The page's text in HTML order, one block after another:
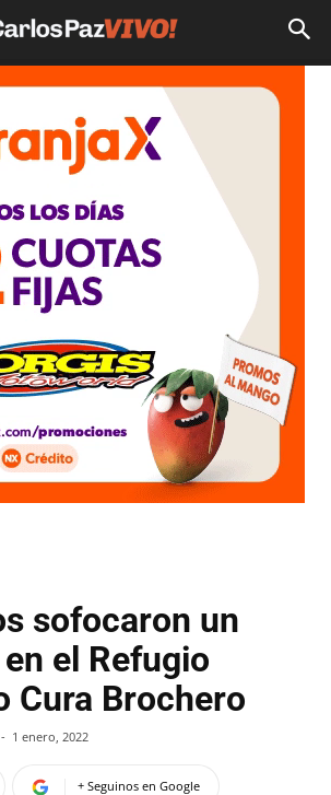
sofocaron un
el Refugio
Cura Brochero
- 1 enero, 2022
+ Seguinos en Google